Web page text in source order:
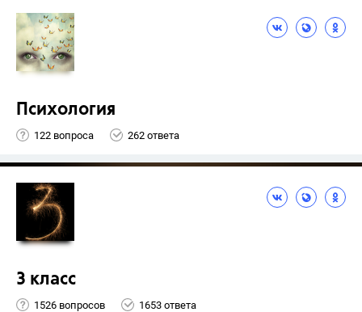
Психология
122 вопроса 262 ответа
3 класс
1526 вопросов 1653 ответа